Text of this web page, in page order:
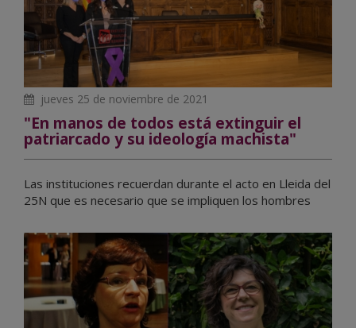
jueves 25 de noviembre de 2021
"En manos de todos está extinguir el
patriarcado y su ideología machista"
Las instituciones recuerdan durante el acto en Lleida del
25N que es necesario que se impliquen los hombres